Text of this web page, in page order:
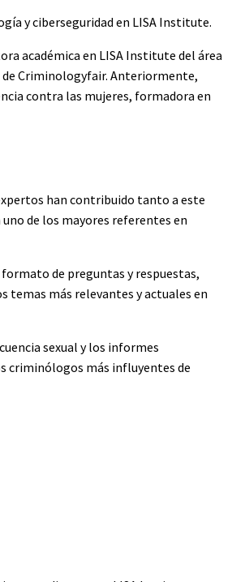
y ciberseguridad en LISA Institute.
académica en LISA Institute del área
de Criminologyfair. Anteriormente,
contra las mujeres, formadora en
han contribuido tanto a este
de los mayores referentes en
formato de preguntas y respuestas,
temas más relevantes y actuales en
sexual y los informes
criminólogos más influyentes de